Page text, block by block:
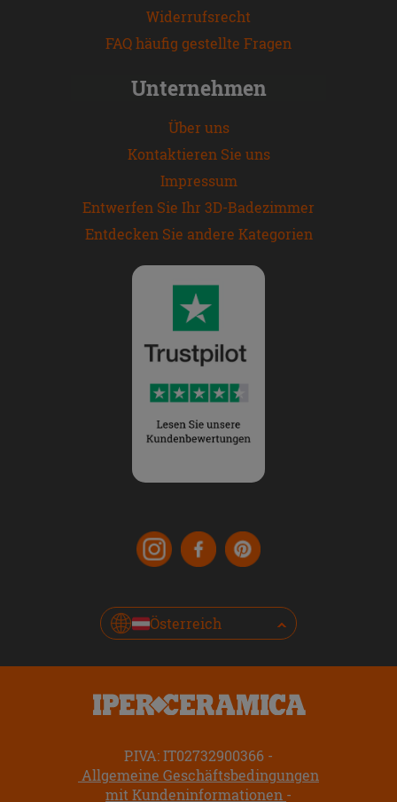
Widerrufsrecht
FAQ häufig gestellte Fragen
Unternehmen
Über uns
Kontaktieren Sie uns
Impressum
Entwerfen Sie Ihr 3D-Badezimmer
Entdecken Sie andere Kategorien
Österreich
P.IVA: IT02732900366
Allgemeine Geschäftsbedingungen
mit Kundeninformationen